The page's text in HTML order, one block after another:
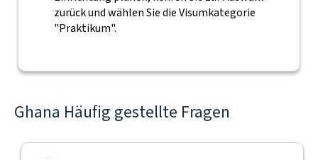
zurück und wählen Sie die Visumkategorie
"Praktikum".
Ghana Häufig gestellte Fragen